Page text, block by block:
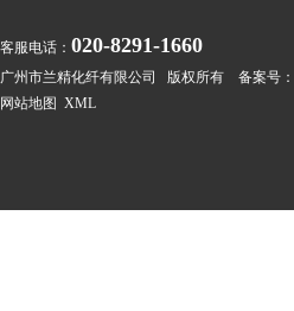
客服电话： 020-8291-1660
广州市兰精化纤有限公司 版权所有 备案号：
网站地图 XML